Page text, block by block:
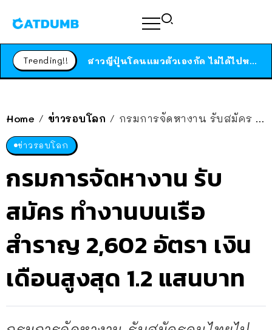
Trending!! ได้เวลาเด็กหนวดรวมตัว RF Online Next เปิดให้เล่นแล้ว เกม Sci-Fi MMORPG ระดับตำนาน เล่นได้ทั้งมือถือและ PC
Home / ข่าวรอบโลก / กรมการจัดหางาน รับสมัคร ทำงานบนเรือสำราญ 2,602 อัตรา เงินเดือนสูงสุด 1.2 แสนบาท
ข่าวรอบโลก
กรมการจัดหางาน รับ
สมัคร ทำงานบนเรือ
สำราญ 2,602 อัตรา เงิน
เดือนสูงสุด 1.2 แสนบาท